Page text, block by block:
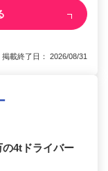
載終了日： 2026/08/31
4tドライバー